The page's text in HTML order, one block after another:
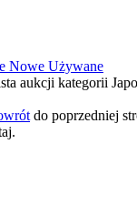
Nowe Używane
aukcji kategorii
do poprzedniej